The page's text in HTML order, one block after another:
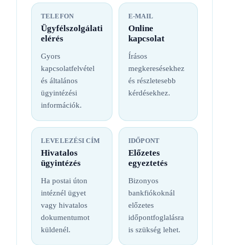
TELEFON
Ügyfélszolgálati
elérés
Gyors
kapcsolatfelvétel
és általános
ügyintézési
információk.
E-MAIL
Online
kapcsolat
Írásos
megkeresésekhez
és részletesebb
kérdésekhez.
LEVELEZÉSI CÍM
Hivatalos
ügyintézés
Ha postai úton
intéznél ügyet
vagy hivatalos
dokumentumot
küldenél.
IDŐPONT
Előzetes
egyeztetés
Bizonyos
bankfiókoknál
előzetes
időpontfoglalásra
is szükség lehet.